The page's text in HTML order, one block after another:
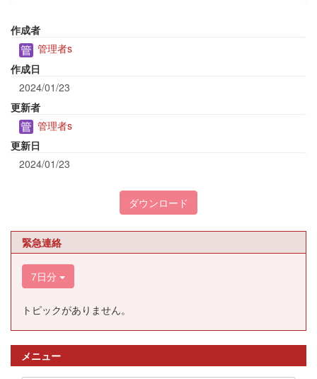
作成者
管理者s
作成日
2024/01/23
更新者
管理者s
更新日
2024/01/23
ダウンロード
緊急連絡
7日分
トピックがありません。
メニュー